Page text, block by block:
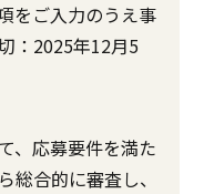
をご入力のうえ事
：2025年12月5
、応募要件を満た
総合的に審査し、